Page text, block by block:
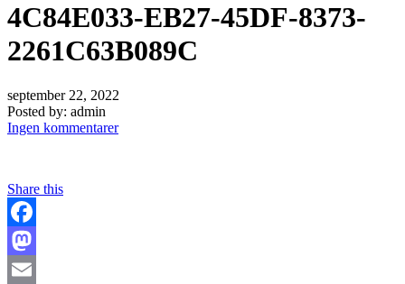
4C84E033-EB27-45DF-8373-
2261C63B089C
september 22, 2022
Posted by: admin
Ingen kommentarer
Share this
Facebook
Mastodon